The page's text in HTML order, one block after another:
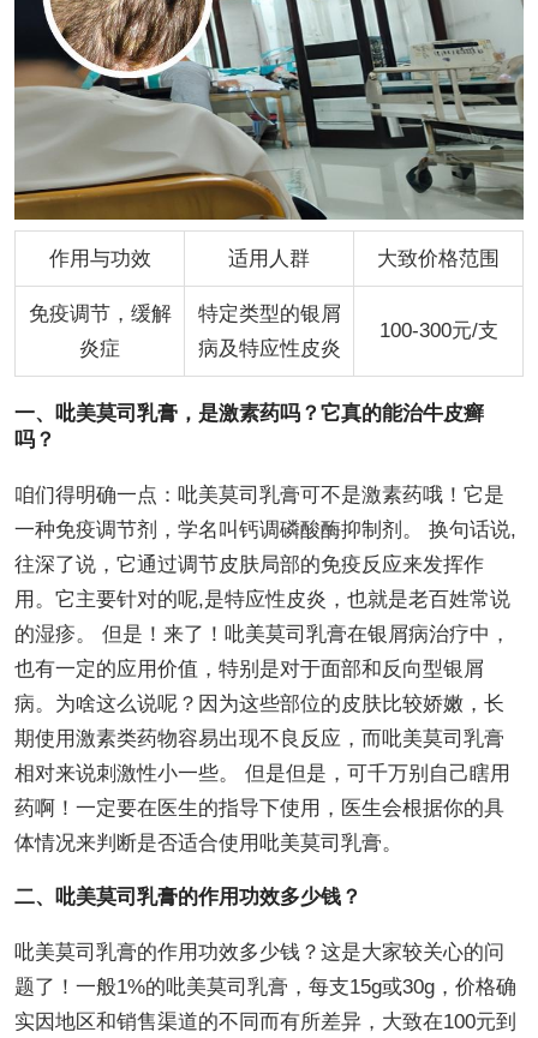
作用与功效 适用人群 大致价格范围
免疫调节，缓解
炎症
特定类型的银屑
病及特应性皮炎
100-300元/支
一、吡美莫司乳膏，是激素药吗？它真的能治牛皮癣
吗？
咱们得明确一点：吡美莫司乳膏可不是激素药哦！它是
一种免疫调节剂，学名叫钙调磷酸酶抑制剂。 换句话说,
往深了说，它通过调节皮肤局部的免疫反应来发挥作
用。它主要针对的呢,是特应性皮炎，也就是老百姓常说
的湿疹。 但是！来了！吡美莫司乳膏在银屑病治疗中，
也有一定的应用价值，特别是对于面部和反向型银屑
病。为啥这么说呢？因为这些部位的皮肤比较娇嫩，长
期使用激素类药物容易出现不良反应，而吡美莫司乳膏
相对来说刺激性小一些。 但是但是，可千万别自己瞎用
药啊！一定要在医生的指导下使用，医生会根据你的具
体情况来判断是否适合使用吡美莫司乳膏。
二、吡美莫司乳膏的作用功效多少钱？
吡美莫司乳膏的作用功效多少钱？这是大家较关心的问
题了！一般1%的吡美莫司乳膏，每支15g或30g，价格确
实因地区和销售渠道的不同而有所差异，大致在100元到